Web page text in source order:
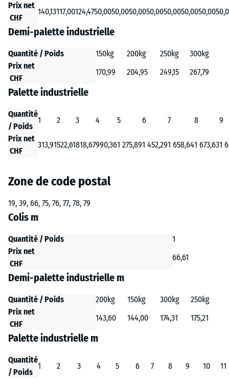
Prix net
CHF
140,13117,00124,4750,0050,0050,0050,0050,0050,0050,00
Demi-palette industrielle
Quantité / Poids 150kg 200kg 250kg
300kg
Prix net
CHF
170,99 204,95 249,15 267,79
Palette industrielle
Quantité
/ Poids
1 2 3 4 5 6 7 8
9
Prix net
CHF
313,91522,61818,67990,361 275,891 452,291 658,641 673,631
Zone de code postal
19, 39, 66, 75, 76, 77, 78, 79
Colis m
Quantité / Poids
1
Prix net
CHF
66,61
Demi-palette industrielle m
Quantité / Poids 200kg 150kg 300kg
250kg
Prix net
CHF
143,60 144,00 174,31 175,21
Palette industrielle m
Quantité
/ Poids
1 2 3 4 5 6 7 8 9 10
11